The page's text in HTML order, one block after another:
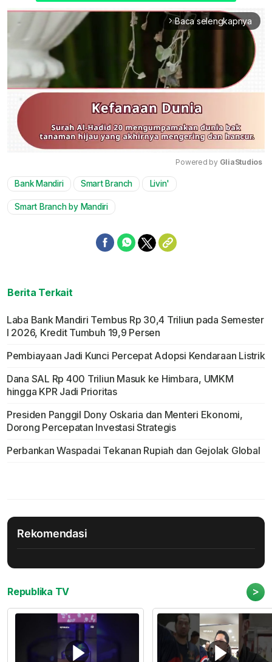
arrow_forward_ios Baca selengkapnya
Powered by GliaStudios
Bank Mandiri Smart Branch Livin'
Smart Branch by Mandiri
Berita Terkait
Laba Bank Mandiri Tembus Rp 30,4 Triliun pada Semester
I 2026, Kredit Tumbuh 19,9 Persen
Pembiayaan Jadi Kunci Percepat Adopsi Kendaraan Listrik
Dana SAL Rp 400 Triliun Masuk ke Himbara, UMKM
hingga KPR Jadi Prioritas
Presiden Panggil Dony Oskaria dan Menteri Ekonomi,
Dorong Percepatan Investasi Strategis
Perbankan Waspadai Tekanan Rupiah dan Gejolak Global
Rekomendasi
Republika TV >